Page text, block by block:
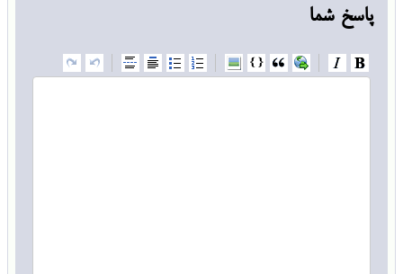
پاسخ شما